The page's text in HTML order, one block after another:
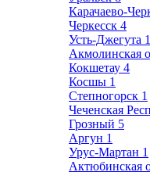
Карачаево-
Черкесск 4
Усть-Джегута 1
Акмолинская
Кокшетау 4
Косшы 1
Степногорск 1
Чеченская
Грозный 5
Аргун 1
Урус-Мартан 1
Актюбинская